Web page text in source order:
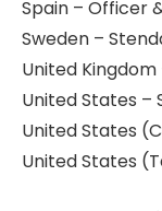
Spain – Officer
Sweden –
United
United States –
United States
United States